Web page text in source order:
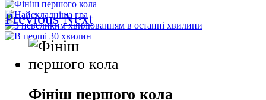
Previous Next
Фініш першого кола